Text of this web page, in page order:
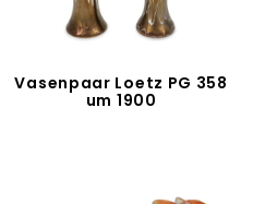
Vasenpaar Loetz PG 358
um 1900